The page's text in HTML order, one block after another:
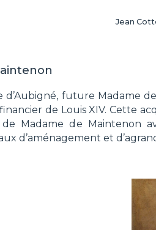
Jean
d’Aubigné, future Madame
de Louis XIV. Cette
Madame de Maintenon
d’aménagement et